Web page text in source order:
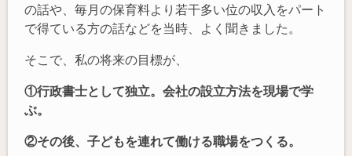
の話や、毎月の保育料より若干多い位の収入をパート
で得ている方の話などを当時、よく聞きました。
そこで、私の将来の目標が、
①行政書士として独立。会社の設立方法を現場で学
ぶ。
②その後、子どもを連れて働ける職場をつくる。